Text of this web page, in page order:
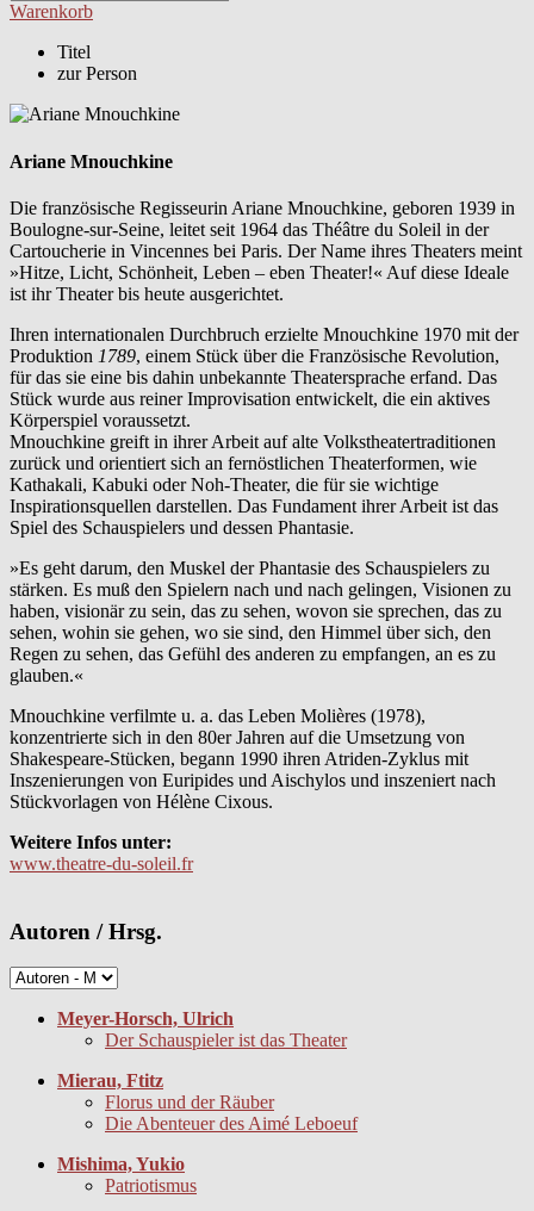
Warenkorb
Titel
zur Person
Ariane Mnouchkine
Die französische Regisseurin Ariane Mnouchkine, geboren 1939 in
Boulogne-sur-Seine, leitet seit 1964 das Théâtre du Soleil in der
Cartoucherie in Vincennes bei Paris. Der Name ihres Theaters meint
»Hitze, Licht, Schönheit, Leben – eben Theater!« Auf diese Ideale
ist ihr Theater bis heute ausgerichtet.
Ihren internationalen Durchbruch erzielte Mnouchkine 1970 mit der
Produktion 1789, einem Stück über die Französische Revolution,
für das sie eine bis dahin unbekannte Theatersprache erfand. Das
Stück wurde aus reiner Improvisation entwickelt, die ein aktives
Körperspiel voraussetzt.
Mnouchkine greift in ihrer Arbeit auf alte Volkstheatertraditionen
zurück und orientiert sich an fernöstlichen Theaterformen, wie
Kathakali, Kabuki oder Noh-Theater, die für sie wichtige
Inspirationsquellen darstellen. Das Fundament ihrer Arbeit ist das
Spiel des Schauspielers und dessen Phantasie.
»Es geht darum, den Muskel der Phantasie des Schauspielers zu
stärken. Es muß den Spielern nach und nach gelingen, Visionen zu
haben, visionär zu sein, das zu sehen, wovon sie sprechen, das zu
sehen, wohin sie gehen, wo sie sind, den Himmel über sich, den
Regen zu sehen, das Gefühl des anderen zu empfangen, an es zu
glauben.«
Mnouchkine verfilmte u. a. das Leben Molières (1978),
konzentrierte sich in den 80er Jahren auf die Umsetzung von
Shakespeare-Stücken, begann 1990 ihren Atriden-Zyklus mit
Inszenierungen von Euripides und Aischylos und inszeniert nach
Stückvorlagen von Hélène Cixous.
Weitere Infos unter:
www.theatre-du-soleil.fr
Autoren / Hrsg.
Meyer-Horsch, Ulrich
Der Schauspieler ist das Theater
Mierau, Ftitz
Florus und der Räuber
Die Abenteuer des Aimé Leboeuf
Mishima, Yukio
Patriotismus